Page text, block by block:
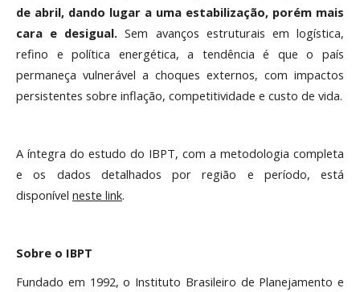
de abril, dando lugar a uma estabilização, porém mais
cara e desigual. Sem avanços estruturais em logística,
refino e política energética, a tendência é que o país
permaneça vulnerável a choques externos, com impactos
persistentes sobre inflação, competitividade e custo de vida.
A íntegra do estudo do IBPT, com a metodologia completa
e os dados detalhados por região e período, está
disponível neste link.
Sobre o IBPT
Fundado em 1992, o Instituto Brasileiro de Planejamento e